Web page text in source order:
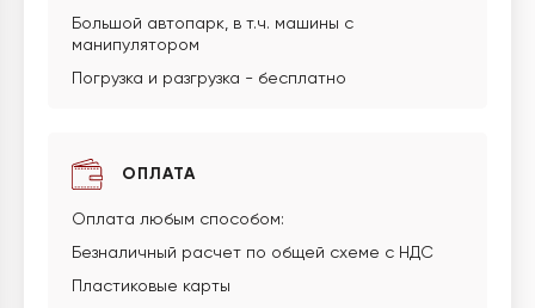
Большой автопарк, в т.ч. машины с
манипулятором
Погрузка и разгрузка - бесплатно
ОПЛАТА
Оплата любым способом:
Безналичный расчет по общей схеме с НДС
Пластиковые карты